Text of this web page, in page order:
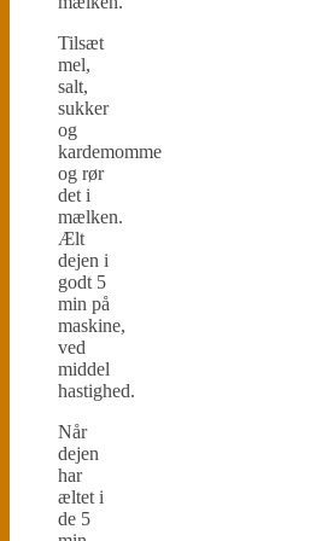
Tilsæt
mel,
salt,
sukker
og
kardemomme
og rør
det i
mælken.
Ælt
dejen i
godt 5
min på
maskine,
ved
middel
hastighed.
Når
dejen
har
æltet i
de 5